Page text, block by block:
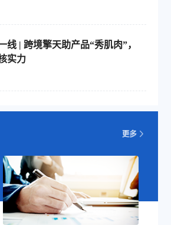
线 | 跨境擎天助产品“秀肌肉”，
实力